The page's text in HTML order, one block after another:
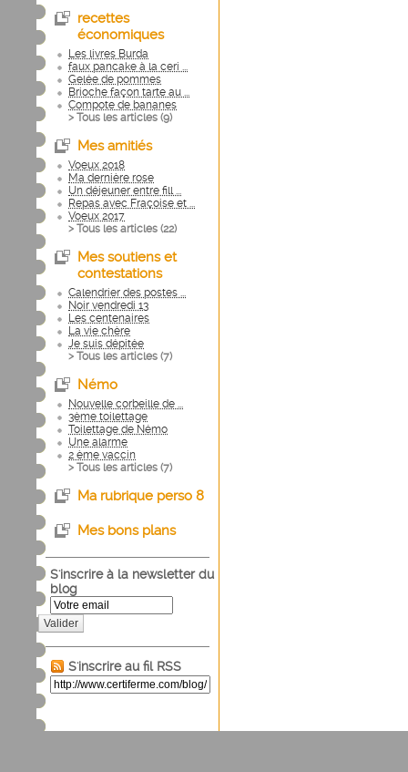
recettes
économiques
Les livres Burda
faux pancake à la ceri ...
Gelée de pommes
Brioche façon tarte au ...
Compote de bananes
> Tous les articles (9)
Mes amitiés
Voeux 2018
Ma dernière rose
Un déjeuner entre fill ...
Repas avec Fraçoise et ...
Voeux 2017
> Tous les articles (22)
Mes soutiens et
contestations
Calendrier des postes ...
Noir vendredi 13
Les centenaires
La vie chère
Je suis dépitée
> Tous les articles (7)
Némo
Nouvelle corbeille de ...
3ème toilettage
Toilettage de Némo
Une alarme
2 ème vaccin
> Tous les articles (7)
Ma rubrique perso 8
Mes bons plans
S'inscrire à la newsletter du
blog
Valider
S'inscrire au fil RSS